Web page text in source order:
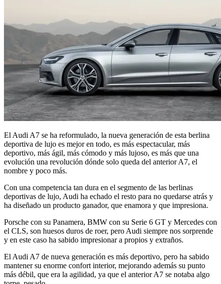
El Audi A7 se ha reformulado, la nueva generación de esta berlina
deportiva de lujo es mejor en todo, es más espectacular, más
deportivo, más ágil, más cómodo y más lujoso, es más que una
evolución una revolución dónde solo queda del anterior A7, el
nombre y poco más.
Con una competencia tan dura en el segmento de las berlinas
deportivas de lujo, Audi ha echado el resto para no quedarse atrás y
ha diseñado un producto ganador, que enamora y que impresiona.
Porsche con su Panamera, BMW con su Serie 6 GT y Mercedes con
el CLS, son huesos duros de roer, pero Audi siempre nos sorprende
y en este caso ha sabido impresionar a propios y extraños.
El Audi A7 de nueva generación es más deportivo, pero ha sabido
mantener su enorme confort interior, mejorando además su punto
más débil, que era la agilidad, ya que el anterior A7 se notaba algo